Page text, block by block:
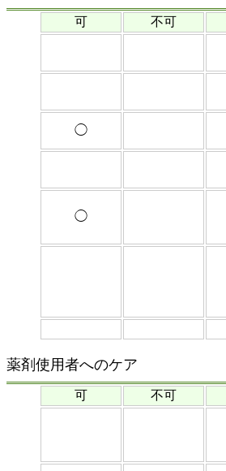
可 不可
◯
◯
薬剤使用者へのケア
可 不可